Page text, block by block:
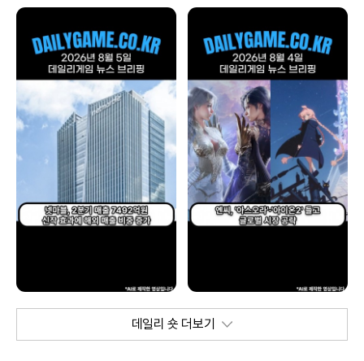
데일리 숏 더보기